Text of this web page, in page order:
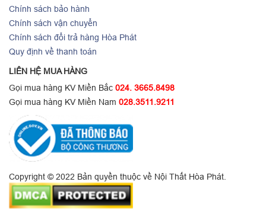
Chính sách bảo hành
Chính sách vận chuyển
Chính sách đổi trả hàng Hòa Phát
Quy định về thanh toán
LIÊN HỆ MUA HÀNG
Gọi mua hàng KV Miền Bắc 024. 3665.8498
Gọi mua hàng KV Miền Nam 028.3511.9211
Copyright © 2022 Bản quyền thuộc về Nội Thất Hòa Phát.